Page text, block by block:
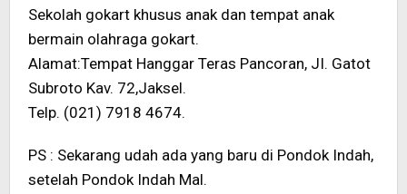
Sekolah gokart khusus anak dan tempat anak
bermain olahraga gokart.
Alamat:Tempat Hanggar Teras Pancoran, JI. Gatot
Subroto Kav. 72,Jaksel.
Telp. (021) 7918 4674.
PS : Sekarang udah ada yang baru di Pondok Indah,
setelah Pondok Indah Mal.